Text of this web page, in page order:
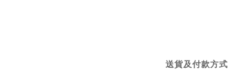
送貨及付款方式